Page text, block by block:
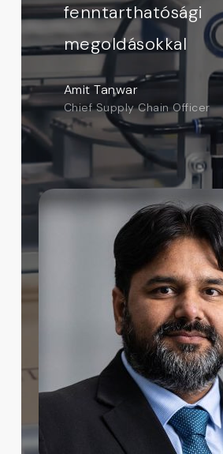
fenntarthatósági
megoldásokkal
Amit Tanwar
Chief Supply Chain Officer